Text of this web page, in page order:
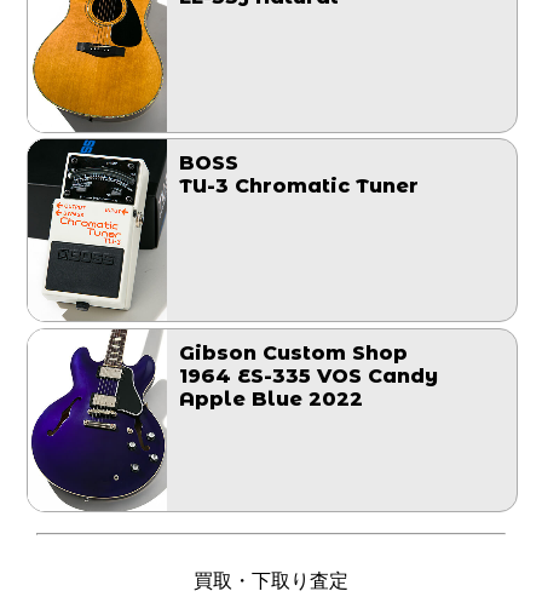
BOSS
TU-3 Chromatic Tuner
Gibson Custom Shop
1964 ES-335 VOS Candy
Apple Blue 2022
買取・下取り査定